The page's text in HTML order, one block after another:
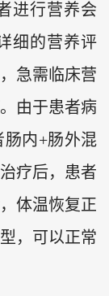
进行营养会
细的营养评
急需临床营
由于患者病
内+肠外混
疗后，患者
体温恢复正
，可以正常